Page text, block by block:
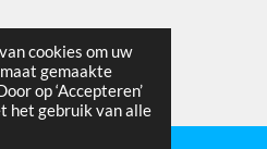
cookies om uw
gemaakte
op ‘Accepteren’
het gebruik van alle